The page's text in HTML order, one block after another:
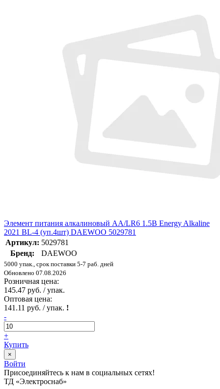
Элемент питания алкалиновый AA/LR6 1.5В Energy Alkaline
2021 BL-4 (уп.4шт) DAEWOO 5029781
Артикул: 5029781
Бренд:
DAEWOO
5000 упак., срок поставки 5-7 раб. дней
Обновлено 07.08.2026
Розничная цена:
145.47 руб. / упак.
Оптовая цена:
141.11 руб. / упак. !
-
+
Купить
×
Войти
Присоединяйтесь к нам в социальных сетях!
ТД «Электроснаб»